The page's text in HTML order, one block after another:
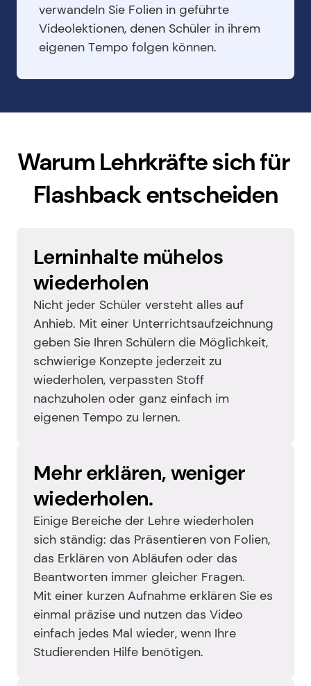
verwandeln Sie Folien in geführte
Videolektionen, denen Schüler in ihrem
eigenen Tempo folgen können.
Warum Lehrkräfte sich für
Flashback entscheiden
Lerninhalte mühelos
wiederholen
Nicht jeder Schüler versteht alles auf
Anhieb. Mit einer Unterrichtsaufzeichnung
geben Sie Ihren Schülern die Möglichkeit,
schwierige Konzepte jederzeit zu
wiederholen, verpassten Stoff
nachzuholen oder ganz einfach im
eigenen Tempo zu lernen.
Mehr erklären, weniger
wiederholen.
Einige Bereiche der Lehre wiederholen
sich ständig: das Präsentieren von Folien,
das Erklären von Abläufen oder das
Beantworten immer gleicher Fragen.
Mit einer kurzen Aufnahme erklären Sie es
einmal präzise und nutzen das Video
einfach jedes Mal wieder, wenn Ihre
Studierenden Hilfe benötigen.